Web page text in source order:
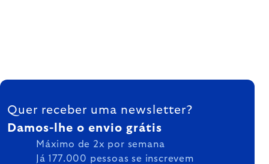
FOOTER
Quer receber uma newsletter?
Damos-lhe o envio grátis
Máximo de 2x por semana
Já 177.000 pessoas se inscrevem